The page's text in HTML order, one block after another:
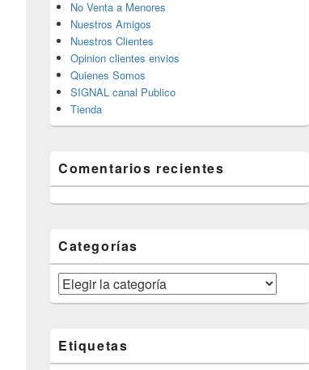
No Venta a Menores
Nuestros Amigos
Nuestros Clientes
Opinion clientes envios
Quienes Somos
SIGNAL canal Publico
Tienda
Comentarios recientes
Categorías
Categorías
Etiquetas